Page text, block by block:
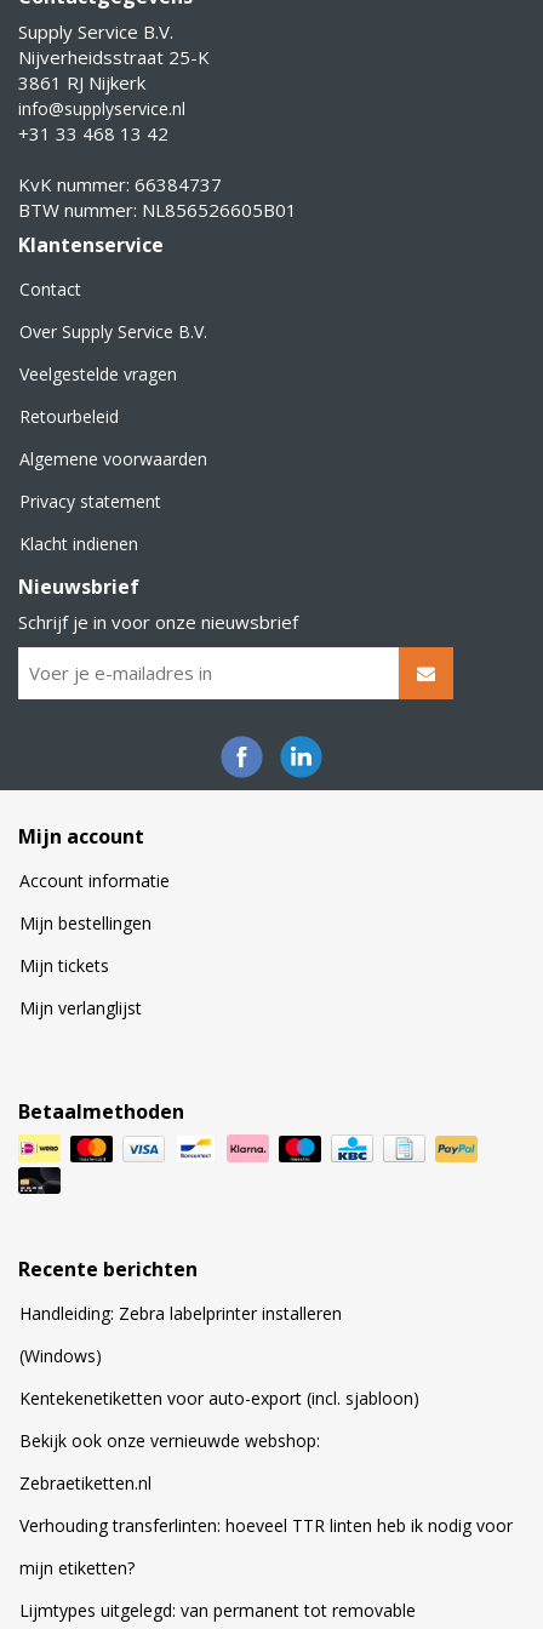
Supply Service B.V.
Nijverheidsstraat 25-K
3861 RJ Nijkerk
info@supplyservice.nl
+31 33 468 13 42
KvK nummer: 66384737
BTW nummer: NL856526605B01
Klantenservice
Contact
Over Supply Service B.V.
Veelgestelde vragen
Retourbeleid
Algemene voorwaarden
Privacy statement
Klacht indienen
Nieuwsbrief
Schrijf je in voor onze nieuwsbrief
Mijn account
Account informatie
Mijn bestellingen
Mijn tickets
Mijn verlanglijst
Betaalmethoden
Recente berichten
Handleiding: Zebra labelprinter installeren
(Windows)
Kentekenetiketten voor auto-export (incl. sjabloon)
Bekijk ook onze vernieuwde webshop:
Zebraetiketten.nl
Verhouding transferlinten: hoeveel TTR linten heb ik nodig voor
mijn etiketten?
Lijmtypes uitgelegd: van permanent tot removable